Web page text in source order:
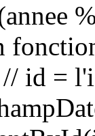
id =